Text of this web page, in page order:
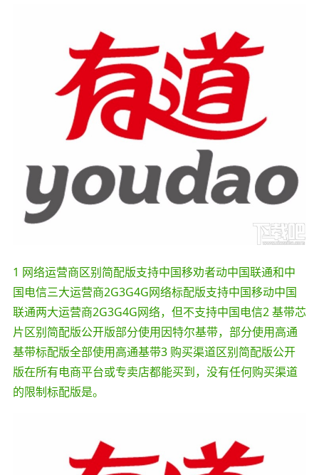
1 网络运营商区别简配版支持中国移劝者动中国联通和中
国电信三大运营商2G3G4G网络标配版支持中国移动中国
联通两大运营商2G3G4G网络，但不支持中国电信2 基带芯
片区别简配版公开版部分使用因特尔基带，部分使用高通
基带标配版全部使用高通基带3 购买渠道区别简配版公开
版在所有电商平台或专卖店都能买到，没有任何购买渠道
的限制标配版是。